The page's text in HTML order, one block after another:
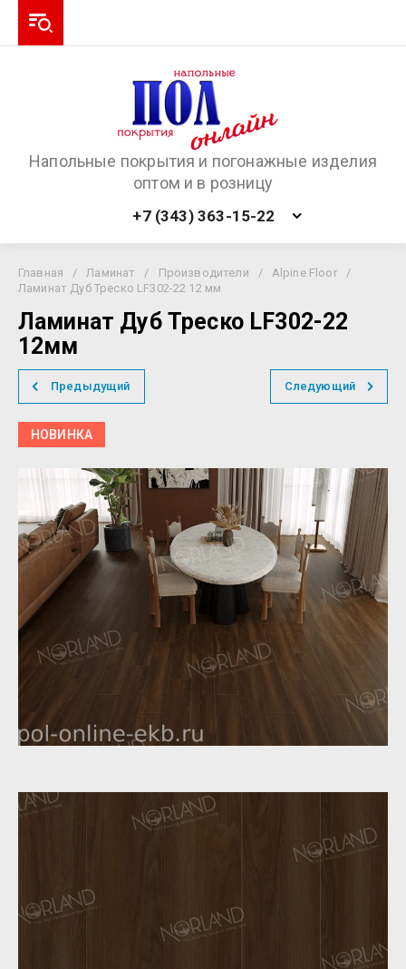
Напольные покрытия и погонажные изделия
оптом и в розницу
+7 (343) 363-15-22
Главная / Ламинат / Производители / Alpine Floor
/
Ламинат Дуб Треско LF302-22 12 мм
Ламинат Дуб Треско LF302-22
12мм
Предыдущий Следующий
НОВИНКА